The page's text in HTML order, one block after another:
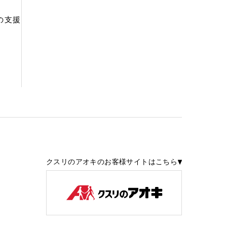
支援
クスリのアオキのお客様サイトはこちら